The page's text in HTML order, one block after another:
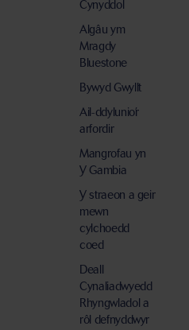
Cynyddol
Algâu ym
Mragdy
Bluestone
Bywyd Gwyllt
Ail-ddylunio’r
arfordir
Mangrofau yn
Y Gambia
Y straeon a geir
mewn
cylchoedd
coed
Deall
Cynaliadwyedd
Rhyngwladol a
rôl defnyddwyr